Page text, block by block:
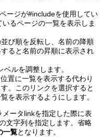
ージが#includeを使用してい
るページの一覧を表示しま
び順を反転し、名前の降順
ると名前の昇順に表示され
ルを調整します。
置に一覧を表示する代わり
。このリンクを選択すると
を表示するようにします。
ータlinkを指定した際に表
文字列を指定します。省略
一覧となります。